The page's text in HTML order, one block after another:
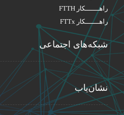
راهـــــــکار FTTH
راهـــــــکار FTTx
شبکه‌های اجتماعی
نشان‌یاب